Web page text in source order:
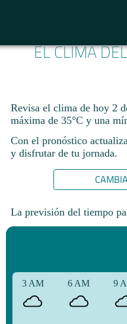
EL CLIMA
Revisa el clima de hoy 2
máxima de 35°C y una
Con el pronóstico
y disfrutar de tu jornada.​
La previsión del tiempo
3 AM 6 AM 9